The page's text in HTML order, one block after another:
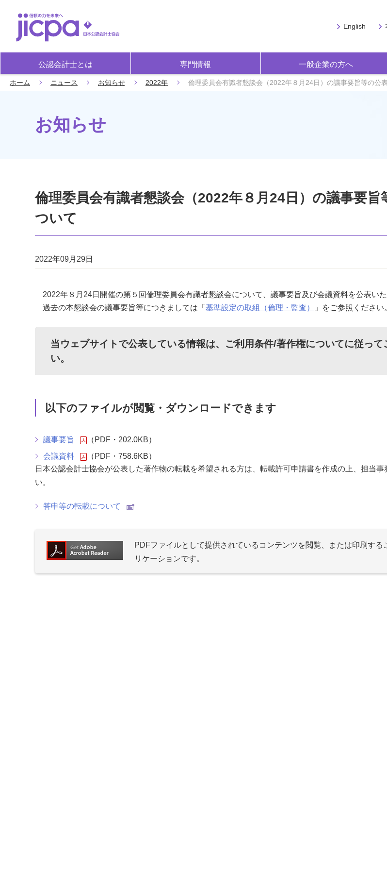
公認会計士とは 専門情報 一般企業の方へ
English
ホーム ニュース お知らせ 2022年 倫理委員会有識者懇談会（2022年８月24日）の議事要旨等の公
お知らせ
倫理委員会有識者懇談会（2022年８月24日）の議事要旨
ついて
2022年09月29日
2022年８月24日開催の第５回倫理委員会有識者懇談会について、議事要旨及び会議資料を公表いた
過去の本懇談会の議事要旨等につきましては「 基準設定の取組（倫理・監査） 」をご参照ください
当ウェブサイトで公表している情報は、 ご利用条件/著作権についてに従って
い。
以下のファイルが閲覧・ダウンロードできます
議事要旨
（PDF・202.0KB）
会議資料
（PDF・758.6KB）
日本公認会計士協会が公表した著作物の転載を希望される方は、転載許可申請書を作成の上、担当事
い。
答申等の転載について
PDFファイルとして提供されているコンテンツを閲覧、または印刷する
リケーションです。